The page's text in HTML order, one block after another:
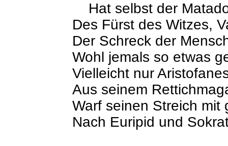
Hat selbst der
Des Fürst des Witzes,
Der Schreck der
Wohl jemals so etwas
Vielleicht nur
Aus seinem
Warf seinen Streich mit
Nach Euripid und